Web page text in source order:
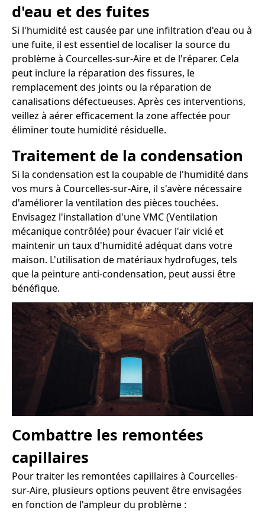
d'eau et des fuites
Si l'humidité est causée par une infiltration d'eau ou à
une fuite, il est essentiel de localiser la source du
problème à Courcelles-sur-Aire et de l'réparer. Cela
peut inclure la réparation des fissures, le
remplacement des joints ou la réparation de
canalisations défectueuses. Après ces interventions,
veillez à aérer efficacement la zone affectée pour
éliminer toute humidité résiduelle.
Traitement de la condensation
Si la condensation est la coupable de l'humidité dans
vos murs à Courcelles-sur-Aire, il s'avère nécessaire
d'améliorer la ventilation des pièces touchées.
Envisagez l'installation d'une VMC (Ventilation
mécanique contrôlée) pour évacuer l'air vicié et
maintenir un taux d'humidité adéquat dans votre
maison. L'utilisation de matériaux hydrofuges, tels
que la peinture anti-condensation, peut aussi être
bénéfique.
Combattre les remontées
capillaires
Pour traiter les remontées capillaires à Courcelles-
sur-Aire, plusieurs options peuvent être envisagées
en fonction de l'ampleur du problème :